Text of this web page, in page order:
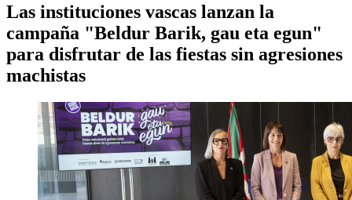
Las instituciones vascas lanzan la
campaña "Beldur Barik, gau eta egun"
para disfrutar de las fiestas sin agresiones
machistas